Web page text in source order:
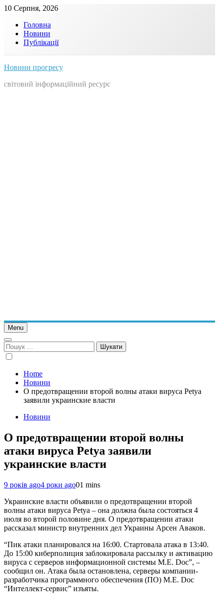
Skip
content
10 Серпня, 2026
Головна
Новини
Публікації
Новини прогресу
світовий інформаційний ресурс
Menu
Пошук:
Home
Новини
О предотвращении второй волны атаки вируса Petya
заявили украинские власти
Новини
О предотвращении второй волны
атаки вируса Petya заявили
украинские власти
9 років ago4 роки ago01 mins
Украинские власти объявили о предотвращении второй
волны атаки вируса Petya – она должна была состояться 4
июля во второй половине дня. О предотвращении атаки
рассказал министр внутренних дел Украины Арсен Аваков.
“Пик атаки планировался на 16:00. Стартовала атака в 13:40.
До 15:00 киберполиция заблокировала рассылку и активацию
вируса с серверов информационной системы М.Е. Doc”, –
сообщил он. Атака была остановлена, серверы компании-
разработчика программного обеспечения (ПО) М.Е. Doc
“Интеллект-сервис” изъяты.